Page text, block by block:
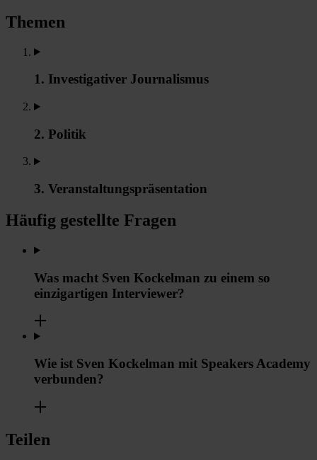
Themen
1. Investigativer Journalismus
2. Politik
3. Veranstaltungspräsentation
Häufig gestellte Fragen
Was macht Sven Kockelman zu einem so
einzigartigen Interviewer?
Wie ist Sven Kockelman mit Speakers Academy
verbunden?
Teilen